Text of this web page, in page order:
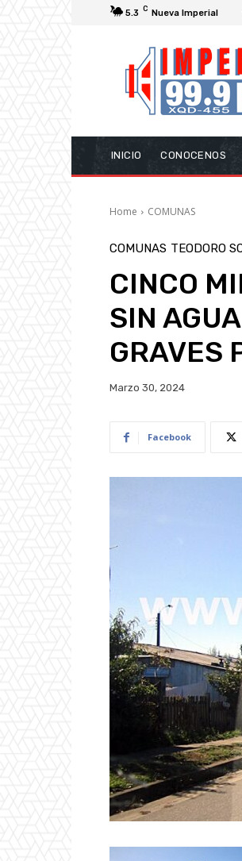
5.3 C Nueva Imperial
INICIO CONOCENOS
Home COMUNAS
COMUNAS TEODORO
CINCO
SIN
GRAVES
Marzo 30, 2024
Facebook